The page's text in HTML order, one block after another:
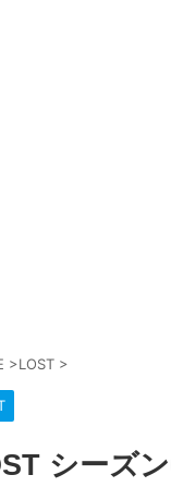
>LOST >
シーズ